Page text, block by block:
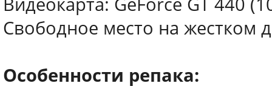
Свободное место на жестком
Особенности репака: